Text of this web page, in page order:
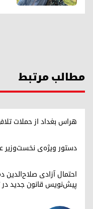
مطالب مرتبط
هراس بغداد از حملات
دستور ویژه‌ی نخست‌وزیر
احتمال آزادی
پیش‌نویس قانون جدید در